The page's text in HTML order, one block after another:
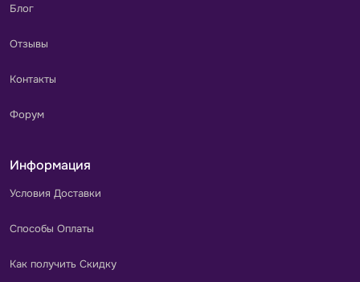
Блог
Отзывы
Контакты
Форум
Информация
Условия Доставки
Способы Оплаты
Как получить Скидку